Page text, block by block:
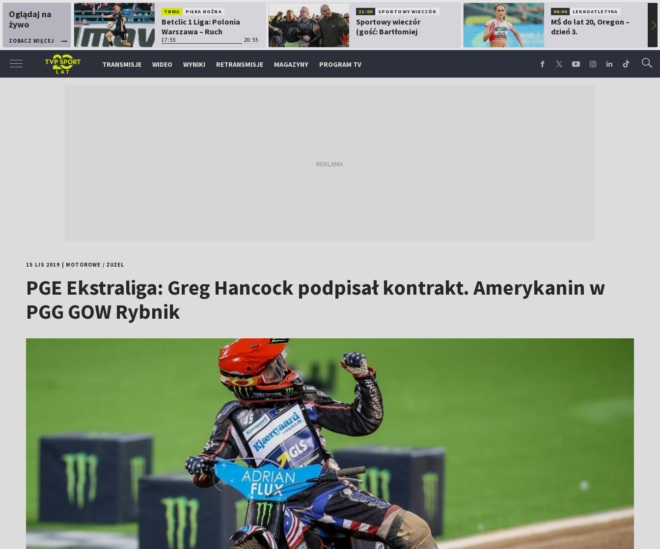
Oglądaj na
żywo
ZOBACZ WIĘCEJ
TRWA PIŁKA NOŻNA
Betclic 1 Liga: Polonia
Warszawa – Ruch
Chorzów
17:55 20:55
21:00 SPORTOWY WIECZÓR
Sportowy wieczór
(gość: Bartłomiej
00:00 LEKKOATLETYKA
MŚ do lat 20, Oregon –
dzień 3.
▶
TRANSMISJE WIDEO WYNIKI RETRANSMISJE MAGAZYNY PROGRAM TV
15 LIS 2019 MOTOROWE / ŻUŻEL
PGE Ekstraliga: Greg Hancock podpisał kontrakt. Amerykanin w
PGG GOW Rybnik